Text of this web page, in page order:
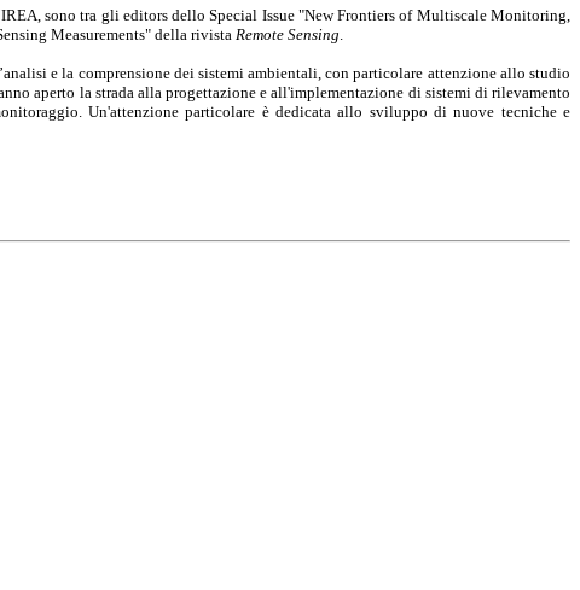
sono tra gli editors dello Special Issue "New Frontiers of Multiscale Monitoring,
Measurements" della rivista Remote Sensing
e la comprensione dei sistemi ambientali, con particolare attenzione allo studio
aperto la strada alla progettazione e all'implementazione di sistemi di rilevamento
Un'attenzione particolare è dedicata allo sviluppo di nuove tecniche e